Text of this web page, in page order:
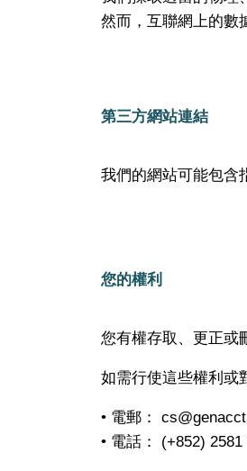
然而，互聯網上的數
第三方網站連結
我們的網站可能包含
您的權利
您有權存取、更正或
如需行使這些權利或
• 電郵：
• 電話： (+852) 2581